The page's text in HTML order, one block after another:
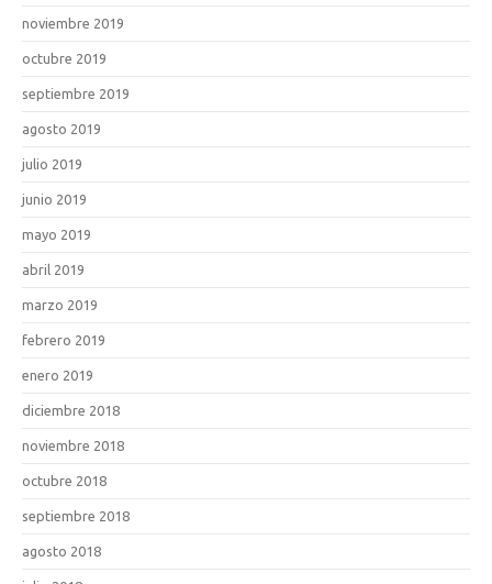
noviembre 2019
octubre 2019
septiembre 2019
agosto 2019
julio 2019
junio 2019
mayo 2019
abril 2019
marzo 2019
febrero 2019
enero 2019
diciembre 2018
noviembre 2018
octubre 2018
septiembre 2018
agosto 2018